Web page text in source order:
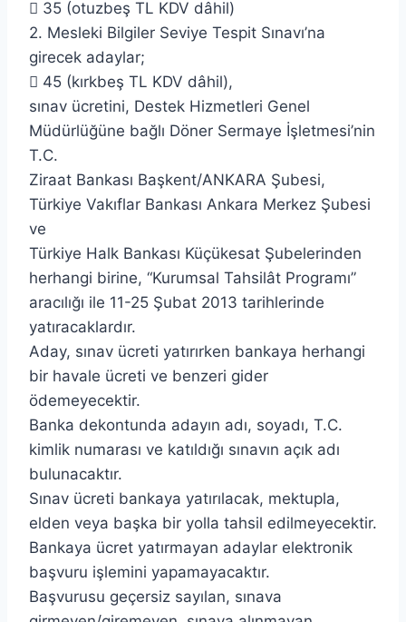
 35 (otuzbeş TL KDV dâhil)
2. Mesleki Bilgiler Seviye Tespit Sınavı’na
girecek adaylar;
 45 (kırkbeş TL KDV dâhil),
sınav ücretini, Destek Hizmetleri Genel
Müdürlüğüne bağlı Döner Sermaye İşletmesi’nin
T.C.
Ziraat Bankası Başkent/ANKARA Şubesi,
Türkiye Vakıflar Bankası Ankara Merkez Şubesi
ve
Türkiye Halk Bankası Küçükesat Şubelerinden
herhangi birine, “Kurumsal Tahsilât Programı”
aracılığı ile 11-25 Şubat 2013 tarihlerinde
yatıracaklardır.
Aday, sınav ücreti yatırırken bankaya herhangi
bir havale ücreti ve benzeri gider
ödemeyecektir.
Banka dekontunda adayın adı, soyadı, T.C.
kimlik numarası ve katıldığı sınavın açık adı
bulunacaktır.
Sınav ücreti bankaya yatırılacak, mektupla,
elden veya başka bir yolla tahsil edilmeyecektir.
Bankaya ücret yatırmayan adaylar elektronik
başvuru işlemini yapamayacaktır.
Başvurusu geçersiz sayılan, sınava